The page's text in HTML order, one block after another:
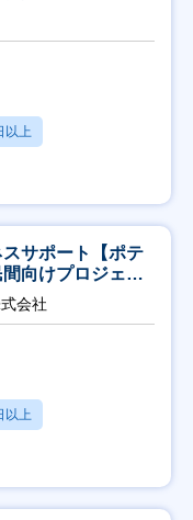
以上
サポート【ポテ
向けプロジェク
会社
以上